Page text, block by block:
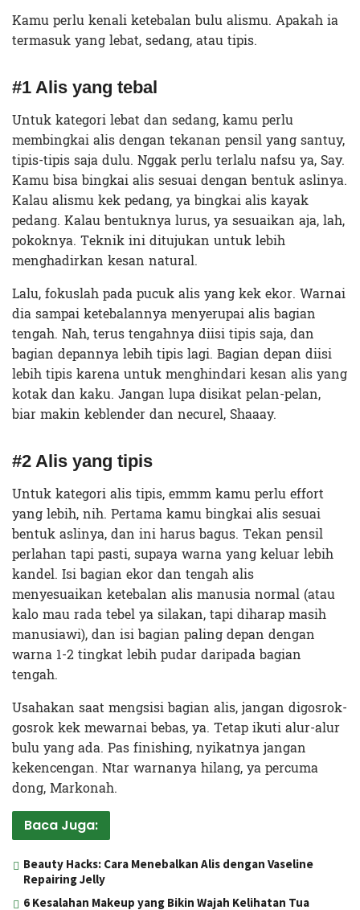
Kamu perlu kenali ketebalan bulu alismu. Apakah ia
termasuk yang lebat, sedang, atau tipis.
#1 Alis yang tebal
Untuk kategori lebat dan sedang, kamu perlu
membingkai alis dengan tekanan pensil yang santuy,
tipis-tipis saja dulu. Nggak perlu terlalu nafsu ya, Say.
Kamu bisa bingkai alis sesuai dengan bentuk aslinya.
Kalau alismu kek pedang, ya bingkai alis kayak
pedang. Kalau bentuknya lurus, ya sesuaikan aja, lah,
pokoknya. Teknik ini ditujukan untuk lebih
menghadirkan kesan natural.
Lalu, fokuslah pada pucuk alis yang kek ekor. Warnai
dia sampai ketebalannya menyerupai alis bagian
tengah. Nah, terus tengahnya diisi tipis saja, dan
bagian depannya lebih tipis lagi. Bagian depan diisi
lebih tipis karena untuk menghindari kesan alis yang
kotak dan kaku. Jangan lupa disikat pelan-pelan,
biar makin keblender dan necurel, Shaaay.
#2 Alis yang tipis
Untuk kategori alis tipis, emmm kamu perlu effort
yang lebih, nih. Pertama kamu bingkai alis sesuai
bentuk aslinya, dan ini harus bagus. Tekan pensil
perlahan tapi pasti, supaya warna yang keluar lebih
kandel. Isi bagian ekor dan tengah alis
menyesuaikan ketebalan alis manusia normal (atau
kalo mau rada tebel ya silakan, tapi diharap masih
manusiawi), dan isi bagian paling depan dengan
warna 1-2 tingkat lebih pudar daripada bagian
tengah.
Usahakan saat mengsisi bagian alis, jangan digosrok-
gosrok kek mewarnai bebas, ya. Tetap ikuti alur-alur
bulu yang ada. Pas finishing, nyikatnya jangan
kekencengan. Ntar warnanya hilang, ya percuma
dong, Markonah.
Baca Juga:
Beauty Hacks: Cara Menebalkan Alis dengan Vaseline
Repairing Jelly
6 Kesalahan Makeup yang Bikin Wajah Kelihatan Tua